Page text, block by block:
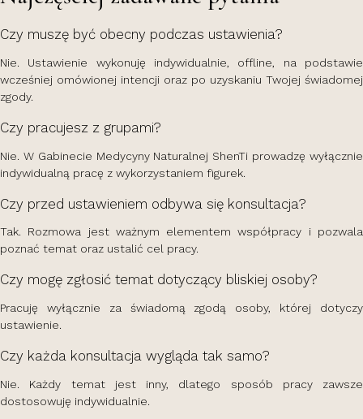
Czy muszę być obecny podczas ustawienia?
Nie. Ustawienie wykonuję indywidualnie, offline, na podstawie
wcześniej omówionej intencji oraz po uzyskaniu Twojej świadomej
zgody.
Czy pracujesz z grupami?
Nie. W Gabinecie Medycyny Naturalnej ShenTi prowadzę wyłącznie
indywidualną pracę z wykorzystaniem figurek.
Czy przed ustawieniem odbywa się konsultacja?
Tak. Rozmowa jest ważnym elementem współpracy i pozwala
poznać temat oraz ustalić cel pracy.
Czy mogę zgłosić temat dotyczący bliskiej osoby?
Pracuję wyłącznie za świadomą zgodą osoby, której dotyczy
ustawienie.
Czy każda konsultacja wygląda tak samo?
Nie. Każdy temat jest inny, dlatego sposób pracy zawsze
dostosowuję indywidualnie.